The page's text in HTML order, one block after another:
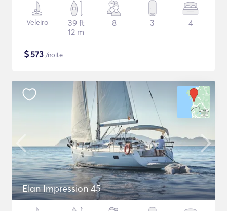
Veleiro
39 ft
12 m
8 3 4
$573 /noite
Elan Impression 45